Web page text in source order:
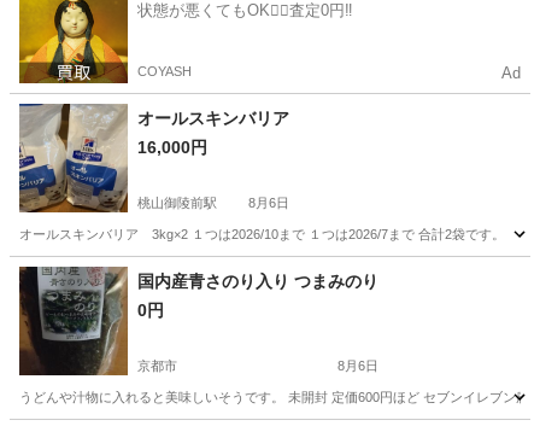
状態が悪くてもOK🙆‍♀️査定0円‼️
COYASH Ad
オールスキンバリア
16,000円
桃山御陵前駅 8月6日
オールスキンバリア 3kg×2 １つは2026/10まで １つは2026/7まで 合計2袋です。
京都 京都市 桃山御陵前駅 その他
国内産青さのり入り つまみのり
0円
京都市 8月6日
うどんや汁物に入れると美味しいそうです。 未開封 定価600円ほど セブンイレブン